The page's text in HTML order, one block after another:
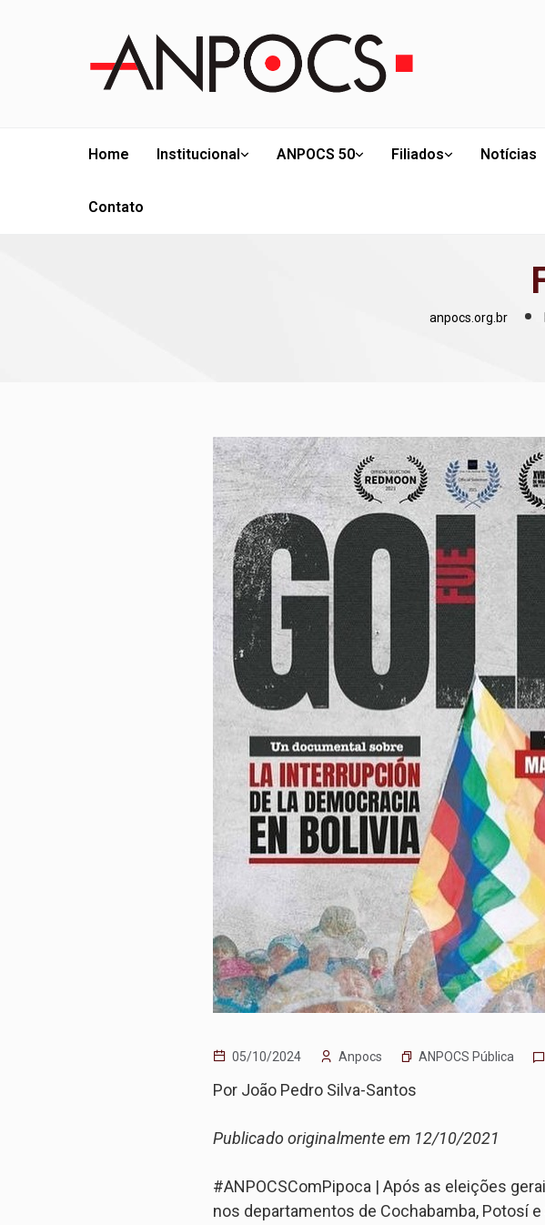
Home Institucional ANPOCS 50 Filiados Notícias
Contato
anpocs.org.br
05/10/2024 Anpocs ANPOCS Pública
Por João Pedro Silva-Santos
Publicado originalmente em 12/10/2021
#ANPOCSComPipoca | Após as eleições
nos departamentos de Cochabamba, Potosí